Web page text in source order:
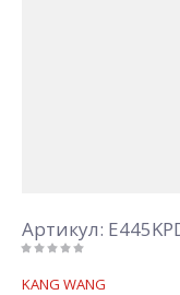
Артикул:
KANG WANG